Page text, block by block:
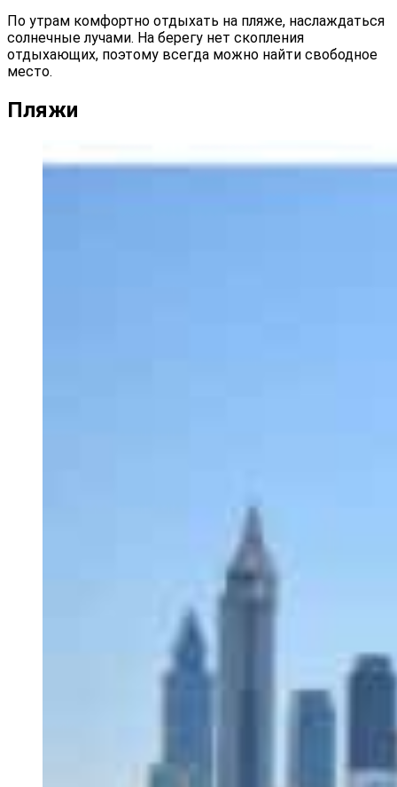
По утрам комфортно отдыхать на пляже, наслаждаться
солнечные лучами. На берегу нет скопления
отдыхающих, поэтому всегда можно найти свободное
место.
Пляжи